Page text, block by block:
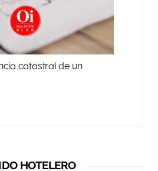
catastral de un
HOTELERO